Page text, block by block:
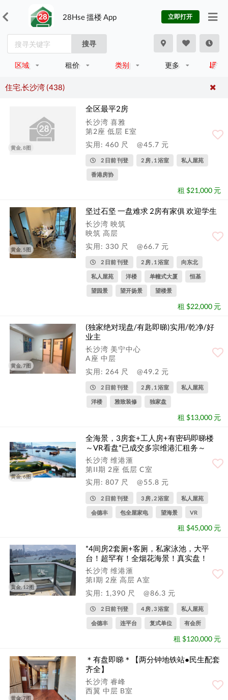
28Hse 搵楼 App 立即打开
搜寻
区域 租价 类别 更多
住宅,长沙湾 (438)
黄金, 8图
全区最平2房
长沙湾 喜雅
第2座 低层 E室
实用: 460 尺
@45.7 元
2 日前 刊登 2 房 , 1 浴室 私人屋苑
香港房协
租 $21,000 元
黄金, 5图
坚过石坚 一盘难求 2房有家俱 欢迎学生
长沙湾 映筑
映筑 高层
实用: 330 尺
@66.7 元
2 日前 刊登 2 房 , 1 浴室 向东北
私人屋苑 洋楼 单幢式大厦 恒基
望园景 望开扬景 望楼景
租 $22,000 元
黄金, 7图
(独家绝对现盘/有匙即睇)实用/乾净/好
业主
长沙湾 美宁中心
A座 中层
实用: 264 尺
@49.2 元
2 日前 刊登 2 房 , 1 浴室 私人屋苑
洋楼 雅致装修 独家盘
租 $13,000 元
黄金, 6图
全海景，3房套+工人房+有密码即睇楼
～VR看盘*已成交多宗维港汇租务～
长沙湾 维港滙
第II期 2座 低层 C室
实用: 807 尺
@55.8 元
2 日前 刊登 3 房 , 2 浴室 私人屋苑
会德丰 包全屋家电 望海景 VR
租 $45,000 元
黄金, 12图
*4间房2套厕+客厕，私家泳池，大平
台！超罕有！全烟花海景！真实盘！
长沙湾 维港滙
第I期 2座 高层 A室
实用: 1,390 尺
@86.3 元
2 日前 刊登 4 房 , 3 浴室 私人屋苑
会德丰 连平台 复式单位 有会所
租 $120,000 元
黄金, 7图
＊有盘即睇＊【两分钟地铁站●民生配套
齐全】
长沙湾 睿峰
西翼 中层 B室